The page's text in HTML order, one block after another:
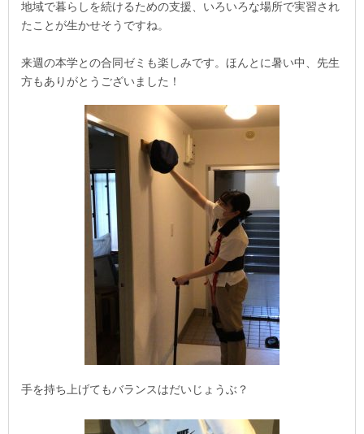
地域で暮らしを続けるための支援、いろいろな場所で実習され
たことが生かせそうですね。
来週の本学との合同ゼミも楽しみです。ほんとに暑い中、先生
方もありがとうございました！
手を持ち上げてもバランスはだいじょうぶ？